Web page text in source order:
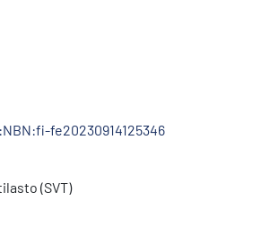
fe20230914125346
(SVT)